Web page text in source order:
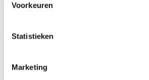
Voorkeuren
Statistieken
Marketing